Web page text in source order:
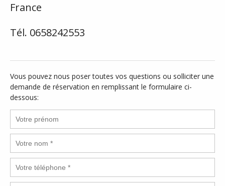
France
Tél. 0658242553
Vous pouvez nous poser toutes vos questions ou solliciter une
demande de réservation en remplissant le formulaire ci-
dessous: